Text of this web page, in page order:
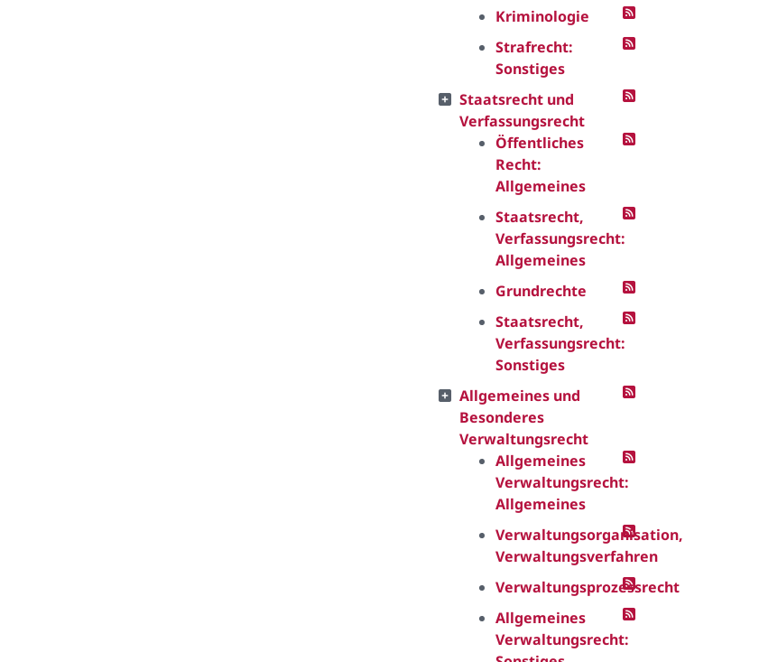
Kriminologie
Strafrecht:
Sonstiges
Staatsrecht und
Verfassungsrecht
Öffentliches
Recht:
Allgemeines
Staatsrecht,
Verfassungsrecht:
Allgemeines
Grundrechte
Staatsrecht,
Verfassungsrecht:
Sonstiges
Allgemeines und
Besonderes
Verwaltungsrecht
Allgemeines
Verwaltungsrecht:
Allgemeines
Verwaltungsorganisation,
Verwaltungsverfahren
Verwaltungsprozessrecht
Allgemeines
Verwaltungsrecht: